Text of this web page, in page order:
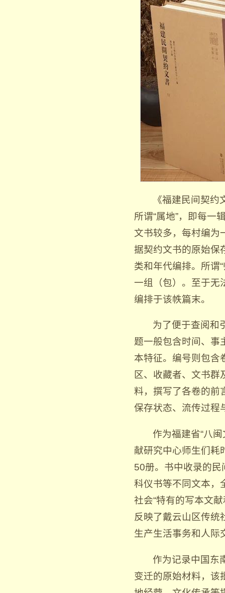
《福建民间契约
所谓“属地”，即每一
文书较多，每村编为
据契约文书的原始保
类和年代编排。所谓
一组（包）。至于无
编排于该帙篇末。
为了便于查阅和
题一般包含时间、事
本特征。编号则包含
区、收藏者、文书群
料，撰写了各卷的前
保存状态、流传过程
作为福建省“八
献研究中心师生们耗
50册。书中收录的
科仪书等不同文本，
社会“特有的写本文
反映了戴云山区传统
生产生活事务和人际
作为记录中国东
变迁的原始材料，该